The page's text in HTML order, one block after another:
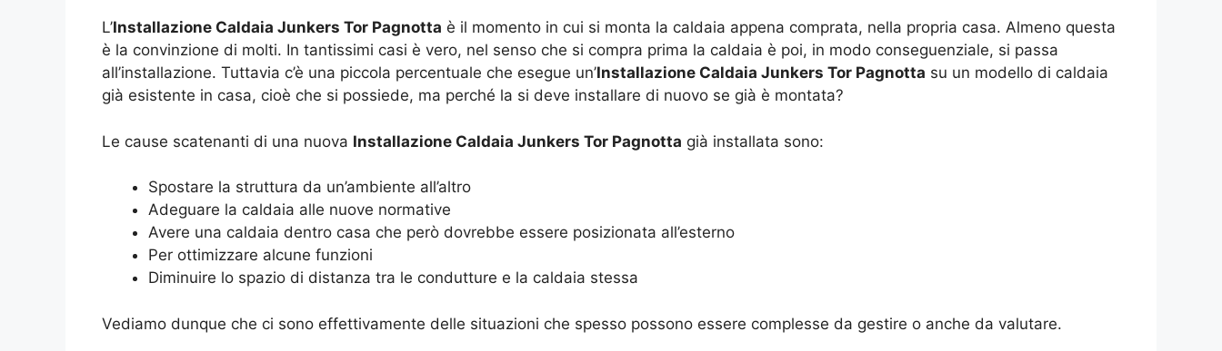
L’Installazione Caldaia Junkers Tor Pagnotta è il momento in cui si monta la caldaia appena comprata, nella propria casa. Almeno questa
è la convinzione di molti. In tantissimi casi è vero, nel senso che si compra prima la caldaia è poi, in modo conseguenziale, si passa
all’installazione. Tuttavia c’è una piccola percentuale che esegue un’Installazione Caldaia Junkers Tor Pagnotta su un modello di caldaia
già esistente in casa, cioè che si possiede, ma perché la si deve installare di nuovo se già è montata?
Le cause scatenanti di una nuova Installazione Caldaia Junkers Tor Pagnotta già installata sono:
Spostare la struttura da un’ambiente all’altro
Adeguare la caldaia alle nuove normative
Avere una caldaia dentro casa che però dovrebbe essere posizionata all’esterno
Per ottimizzare alcune funzioni
Diminuire lo spazio di distanza tra le condutture e la caldaia stessa
Vediamo dunque che ci sono effettivamente delle situazioni che spesso possono essere complesse da gestire o anche da valutare.